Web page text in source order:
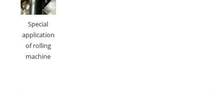
Special
application
of rolling
machine